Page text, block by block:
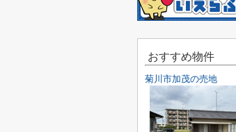
おすすめ物件
菊川市加茂の売地